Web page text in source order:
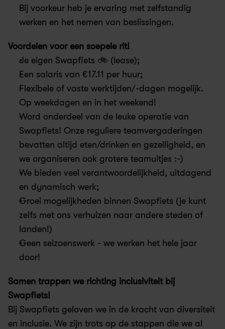
Bij voorkeur heb je ervaring met zelfstandig
werken en het nemen van beslissingen.
Voordelen voor een soepele rit!
Je eigen Swapfiets 🚲 (lease);
Een salaris van €17.11 per huur;
Flexibele of vaste werktijden/-dagen mogelijk.
Op weekdagen en in het weekend!
Word onderdeel van de leuke operatie van
Swapfiets! Onze reguliere teamvergaderingen
bevatten altijd eten/drinken en gezelligheid, en
we organiseren ook grotere teamuitjes :-)
We bieden veel verantwoordelijkheid, uitdagend
en dynamisch werk;
Groei mogelijkheden binnen Swapfiets (je kunt
zelfs met ons verhuizen naar andere steden of
landen!)
Geen seizoenswerk - we werken het hele jaar
door!
Samen trappen we richting inclusiviteit bij
Swapfiets!
Bij Swapfiets geloven we in de kracht van diversiteit
en inclusie. We zijn trots op de stappen die we al